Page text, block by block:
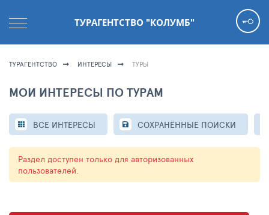
ТУРАГЕНТСТВО "КОЛУМБ"
ТУРАГЕНТСТВО ИНТЕРЕСЫ ТУРЫ
МОИ ИНТЕРЕСЫ ПО ТУРАМ
ВСЕ ИНТЕРЕСЫ СОХРАНЁННЫЕ ПОИСКИ
Раздел доступен только для авторизованных
пользователей.